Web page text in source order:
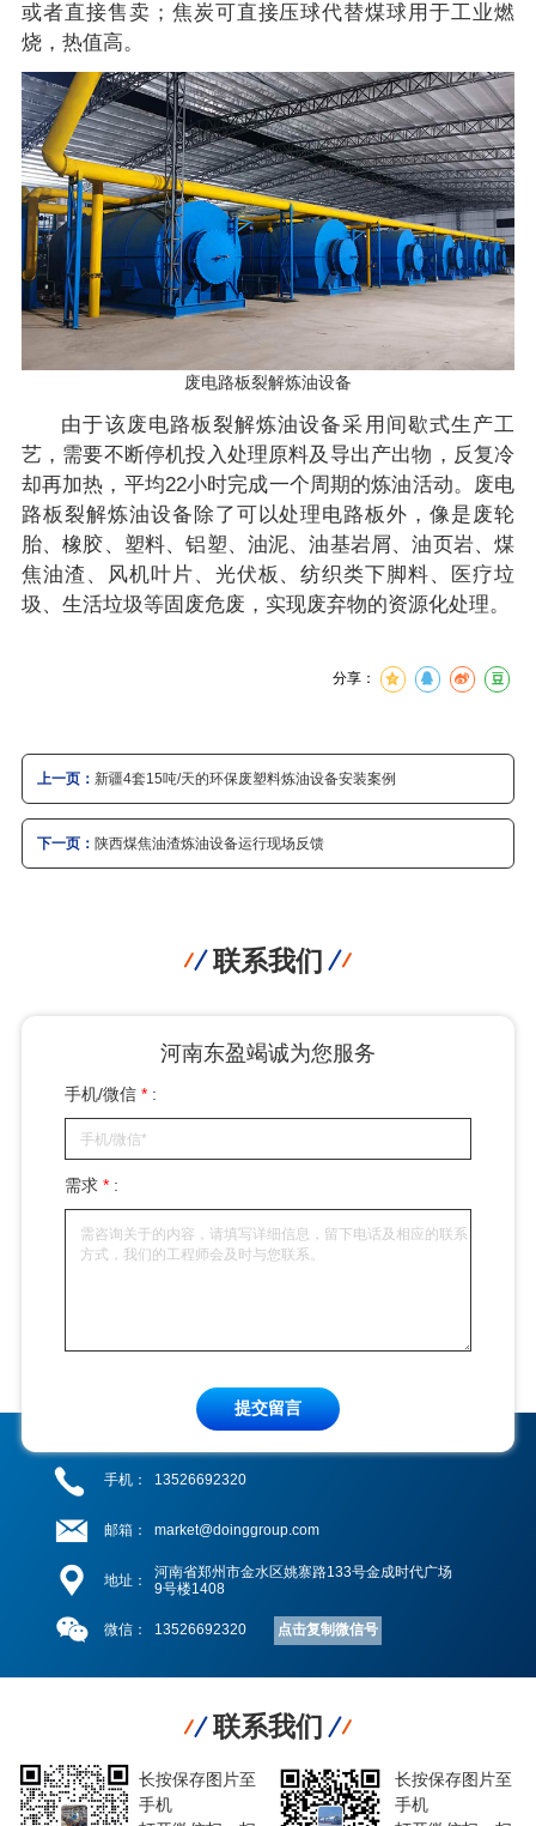
或者直接售卖；焦炭可直接压球代替煤球用于工业燃
烧，热值高。
废电路板裂解炼油设备
由于该废电路板裂解炼油设备采用间歇式生产工
艺，需要不断停机投入处理原料及导出产出物，反复冷
却再加热，平均22小时完成一个周期的炼油活动。废电
路板裂解炼油设备除了可以处理电路板外，像是废轮
胎、橡胶、塑料、铝塑、油泥、油基岩屑、油页岩、煤
焦油渣、风机叶片、光伏板、纺织类下脚料、医疗垃
圾、生活垃圾等固废危废，实现废弃物的资源化处理。
分享：
上一页： 新疆4套15吨/天的环保废塑料炼油设备安装案例
下一页： 陕西煤焦油渣炼油设备运行现场反馈
联系我们
河南东盈竭诚为您服务
手机/微信* :
需求* :
提交留言
手机： 13526692320
邮箱： market@doinggroup.com
地址：
河南省郑州市金水区姚寨路133号金成时代广场
9号楼1408
微信： 13526692320 点击复制微信号
联系我们
长按保存图片至
手机
长按保存图片至
手机